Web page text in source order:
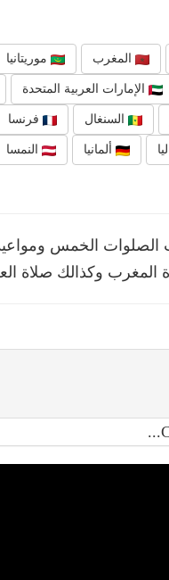
المغرب موريتانيا
الإمارات العربية المتحدة
السنغال فرنسا
ألمانيا النمسا
الخمس ومواعيد
المغرب وكذالك صلاة